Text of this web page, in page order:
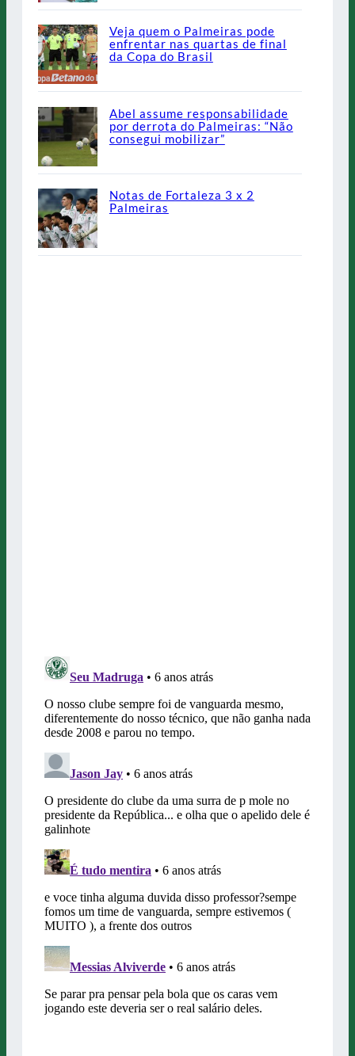
Veja quem o Palmeiras pode
enfrentar nas quartas de final
da Copa do Brasil
Abel assume responsabilidade
por derrota do Palmeiras: “Não
consegui mobilizar”
Notas de Fortaleza 3 x 2
Palmeiras